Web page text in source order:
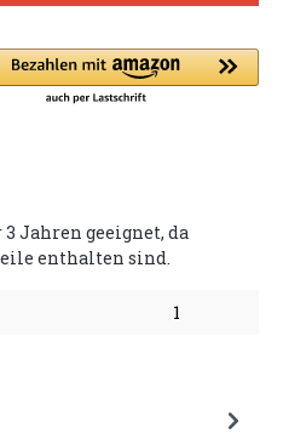
Jahren geeignet, da
enthalten sind.
1